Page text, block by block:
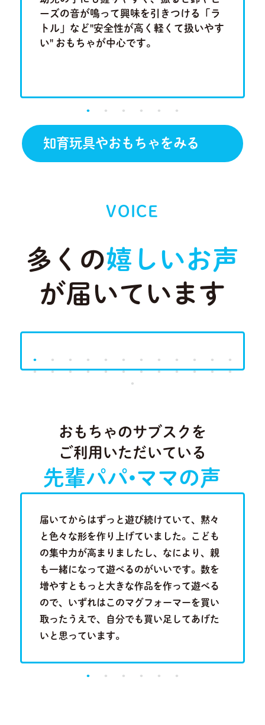
ーズの音が鳴って興味を引きつける「ラ
トル」など"安全性が高く軽くて扱いやす
い" おもちゃが中心です。
知育玩具やおもちゃをみる
VOICE
多くの嬉しいお声
が届いています
おもちゃのサブスクを
ご利用いただいている
先輩パパ•ママの声
届いてからはずっと遊び続けていて、黙々
と色々な形を作り上げていました。こども
の集中力が高まりましたし、なにより、親
も一緒になって遊べるのがいいです。数を
増やすともっと大きな作品を作って遊べる
ので、いずれはこのマグフォーマーを買い
取ったうえで、自分でも買い足してあげた
いと思っています。